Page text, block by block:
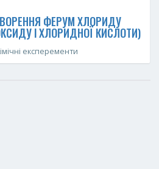
ФЕРУМ ХЛОРИДУ
І ХЛОРИДНОЇ КИСЛОТИ)
експеременти